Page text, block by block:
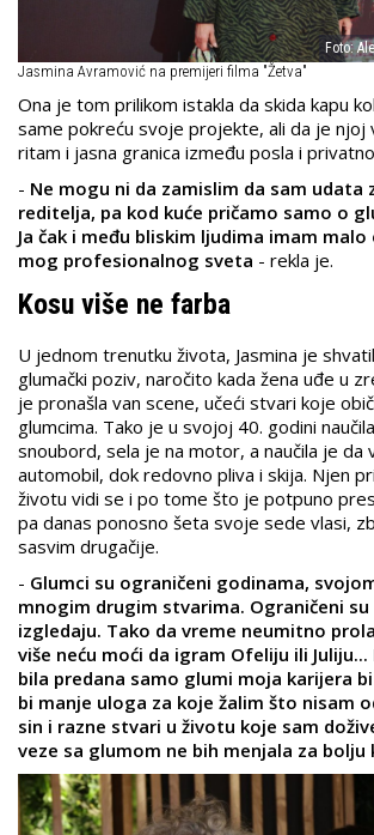
Foto:
Jasmina Avramović na premijeri filma "Žetva"
Ona je tom prilikom istakla da skida kapu
same pokreću svoje projekte, ali da je njoj
ritam i jasna granica između posla i
- Ne mogu ni da zamislim da sam udata
reditelja, pa kod kuće pričamo samo o
Ja čak i među bliskim ljudima imam
mog profesionalnog sveta - rekla je.
Kosu više ne farba
U jednom trenutku života, Jasmina je
glumački poziv, naročito kada žena uđe u
je pronašla van scene, učeći stvari koje
glumcima. Tako je u svojoj 40. godini
snoubord, sela je na motor, a naučila je da
automobil, dok redovno pliva i skija. Njen
životu vidi se i po tome što je potpuno
pa danas ponosno šeta svoje sede vlasi,
sasvim drugačije.
- Glumci su ograničeni godinama,
mnogim drugim stvarima. Ograničeni
izgledaju. Tako da vreme neumitno
više neću moći da igram Ofeliju ili Juliju...
bila predana samo glumi moja karijera
bi manje uloga za koje žalim što nisam
sin i razne stvari u životu koje sam
veze sa glumom ne bih menjala za bolju